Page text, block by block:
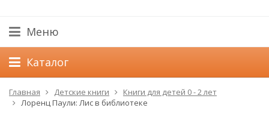
Меню
Каталог
Главная Детские книги
Книги для детей 0 - 2 лет
Лоренц Паули: Лис в библиотеке